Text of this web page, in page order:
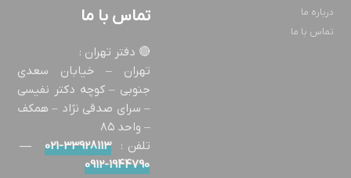
درباره ما
تماس با ما
تماس با ما
🔴 دفتر تهران :
تهران – خيابان سعدی
جنوبی – كوچه دکتر نفيسی
– سرای صدقی نژاد – همكف
– واحد ٨٥
تلفن :33928113-021
—
1944790-0912